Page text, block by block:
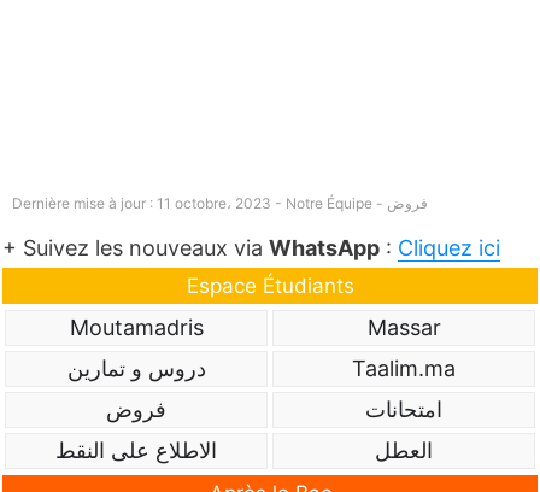
Dernière mise à jour : 11 octobre، 2023 - Notre Équipe - فروض
+ Suivez les nouveaux via WhatsApp : Cliquez ici
Espace Étudiants
Massar
Moutamadris
Taalim.ma
دروس و تمارين
امتحانات
فروض
العطل
الاطلاع على النقط